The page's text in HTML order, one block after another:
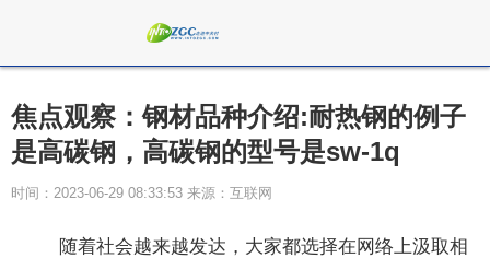
焦点观察：钢材品种介绍:耐热钢的例子
是高碳钢，高碳钢的型号是sw-1q
时间：2023-06-29 08:33:53 来源：互联网
随着社会越来越发达，大家都选择在网络上汲取相